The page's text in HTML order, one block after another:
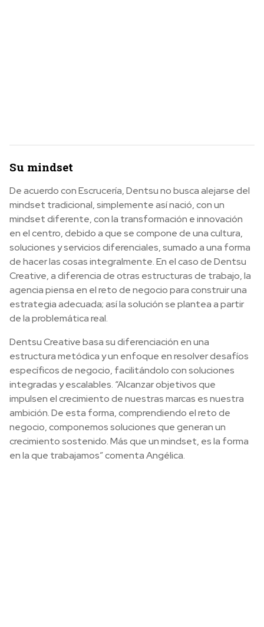
Su mindset
De acuerdo con Escrucería, Dentsu no busca alejarse del
mindset tradicional, simplemente así nació, con un
mindset diferente, con la transformación e innovación
en el centro, debido a que se compone de una cultura,
soluciones y servicios diferenciales, sumado a una forma
de hacer las cosas integralmente. En el caso de Dentsu
Creative, a diferencia de otras estructuras de trabajo, la
agencia piensa en el reto de negocio para construir una
estrategia adecuada; así la solución se plantea a partir
de la problemática real.
Dentsu Creative basa su diferenciación en una
estructura metódica y un enfoque en resolver desafíos
específicos de negocio, facilitándolo con soluciones
integradas y escalables. “Alcanzar objetivos que
impulsen el crecimiento de nuestras marcas es nuestra
ambición. De esta forma, comprendiendo el reto de
negocio, componemos soluciones que generan un
crecimiento sostenido. Más que un mindset, es la forma
en la que trabajamos” comenta Angélica.